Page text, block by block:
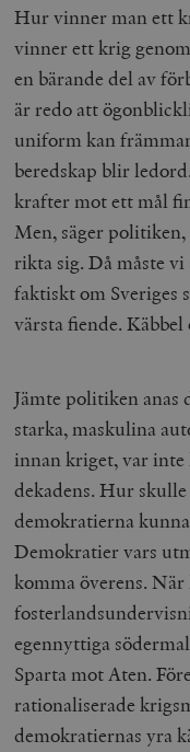
Hur vinner man ett
vinner ett krig
en bärande del av
är redo att
uniform kan
beredskap blir
krafter mot ett mål
Men, säger
rikta sig. Då måste
faktiskt om Sveriges
värsta fiende.
Jämte politiken anas
starka, maskulina
innan kriget, var
dekadens. Hur skulle
demokratierna
Demokratier vars
komma överens.
egennyttiga
Sparta mot Aten.
rationaliserade
demokratiernas yra